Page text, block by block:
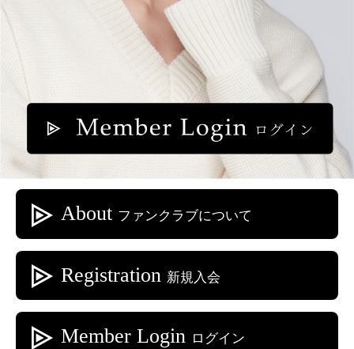
About ファンクラブについて
Registration 新規入会
Member Login ログイン